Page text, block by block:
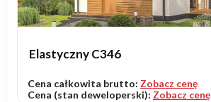
Elastyczny C346
Cena całkowita brutto: Zobacz cenę
Cena (stan deweloperski): Zobacz cenę